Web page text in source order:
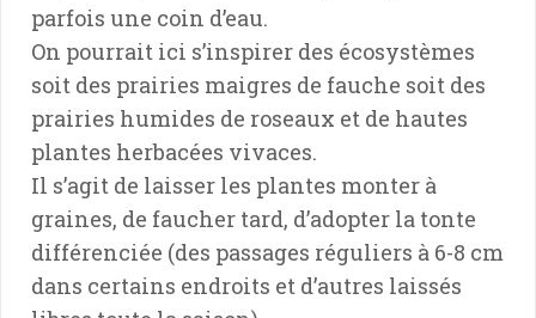
parfois une coin d’eau.
On pourrait ici s’inspirer des écosystèmes
soit des prairies maigres de fauche soit des
prairies humides de roseaux et de hautes
plantes herbacées vivaces.
Il s’agit de laisser les plantes monter à
graines, de faucher tard, d’adopter la tonte
différenciée (des passages réguliers à 6-8 cm
dans certains endroits et d’autres laissés